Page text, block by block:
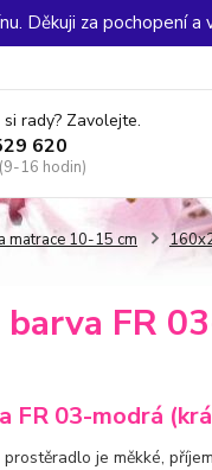
Děkuji za pochopení a
rady? Zavolejte.
620
16 hodin)
matrace 10-15 cm
FR
FR 03-modrá
prostěradlo je měkké,